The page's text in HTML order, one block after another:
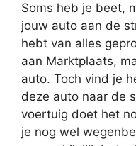
Soms heb je beet,
jouw auto aan de
hebt van alles
aan Marktplaats,
auto. Toch vind je
deze auto naar de
voertuig doet het
je nog wel